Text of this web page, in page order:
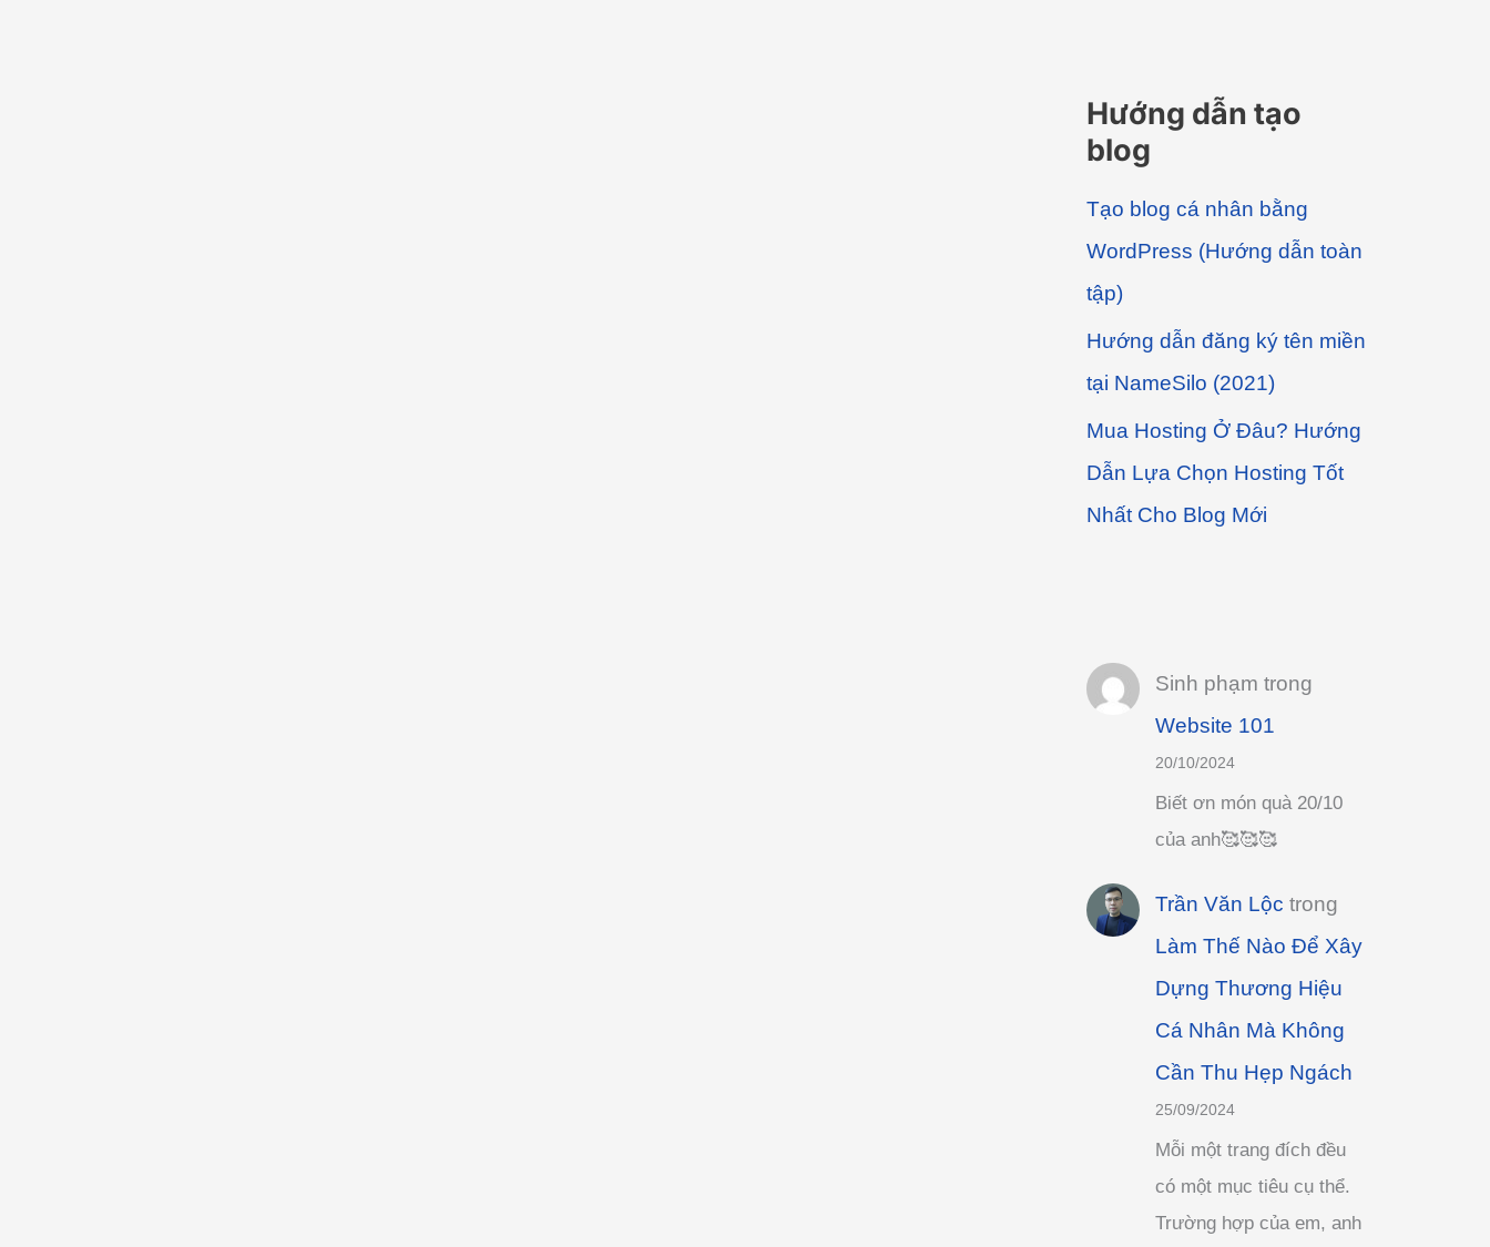
Hướng dẫn tạo
blog
Tạo blog cá nhân bằng
WordPress (Hướng dẫn toàn
tập)
Hướng dẫn đăng ký tên miền
tại NameSilo (2021)
Mua Hosting Ở Đâu? Hướng
Dẫn Lựa Chọn Hosting Tốt
Nhất Cho Blog Mới
Sinh phạm trong
Website 101
20/10/2024
Biết ơn món quà 20/10
của anh🥰🥰🥰
Trần Văn Lộc trong
Làm Thế Nào Để Xây
Dựng Thương Hiệu
Cá Nhân Mà Không
Cần Thu Hẹp Ngách
25/09/2024
Mỗi một trang đích đều
có một mục tiêu cụ thể.
Trường hợp của em, anh